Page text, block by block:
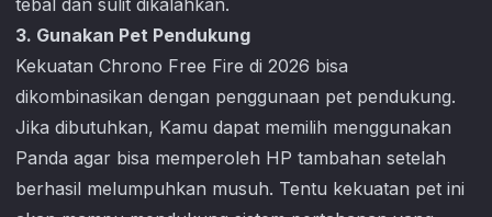
tebal dan sulit dikalahkan.
3. Gunakan Pet Pendukung
Kekuatan Chrono Free Fire di 2026 bisa
dikombinasikan dengan penggunaan pet pendukung.
Jika dibutuhkan, Kamu dapat memilih menggunakan
Panda agar bisa memperoleh HP tambahan setelah
berhasil melumpuhkan musuh. Tentu kekuatan pet ini